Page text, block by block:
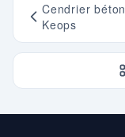
Cendrier béton
Keops